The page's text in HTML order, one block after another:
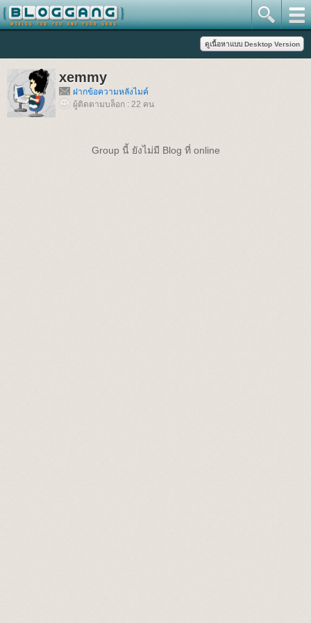
xemmy
ฝากข้อความหลังไมค์
ผู้ติดตามบล็อก : 22 คน
Group นี้ ยังไม่มี Blog ที่ online